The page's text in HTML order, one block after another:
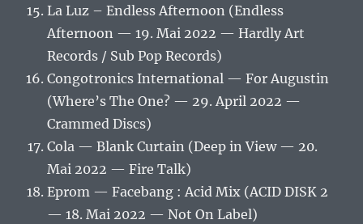
La Luz – Endless Afternoon (Endless
Afternoon — 19. Mai 2022 — Hardly Art
Records / Sub Pop Records)
Congotronics International — For Augustin
(Where’s The One? — 29. April 2022 —
Crammed Discs)
Cola — Blank Curtain (Deep in View — 20.
Mai 2022 — Fire Talk)
Eprom — Facebang : Acid Mix (ACID DISK 2
— 18. Mai 2022 — Not On Label)